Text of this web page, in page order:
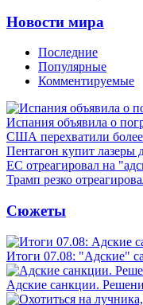
Новости мира
Последние
Популярные
Комментируемые
Испания объявила о
США перехватили более
Пентагон купит
ЕС отреагировал на
Трамп резко
Сюжеты
Итоги 07.08: "Адские"
Адские санкции.